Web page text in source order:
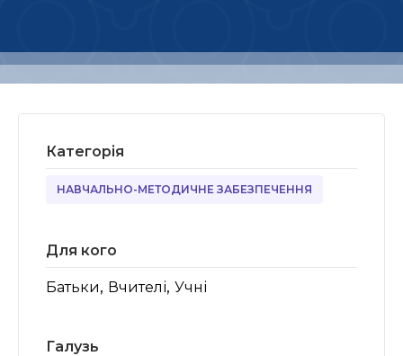
Категорія
НАВЧАЛЬНО-МЕТОДИЧНЕ ЗАБЕЗПЕЧЕННЯ
Для кого
Батьки, Вчителі, Учні
Галузь